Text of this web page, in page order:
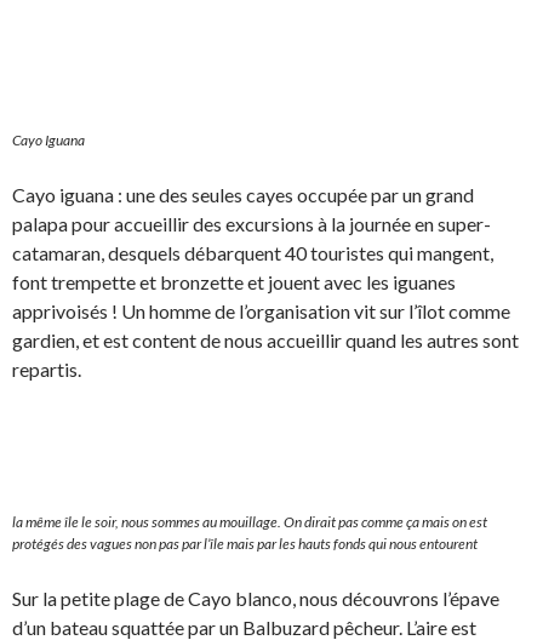
Cayo Iguana
Cayo iguana : une des seules cayes occupée par un grand
palapa pour accueillir des excursions à la journée en super-
catamaran, desquels débarquent 40 touristes qui mangent,
font trempette et bronzette et jouent avec les iguanes
apprivoisés ! Un homme de l’organisation vit sur l’îlot comme
gardien, et est content de nous accueillir quand les autres sont
repartis.
la même île le soir, nous sommes au mouillage. On dirait pas comme ça mais on est
protégés des vagues non pas par l’île mais par les hauts fonds qui nous entourent
Sur la petite plage de Cayo blanco, nous découvrons l’épave
d’un bateau squattée par un Balbuzard pêcheur. L’aire est